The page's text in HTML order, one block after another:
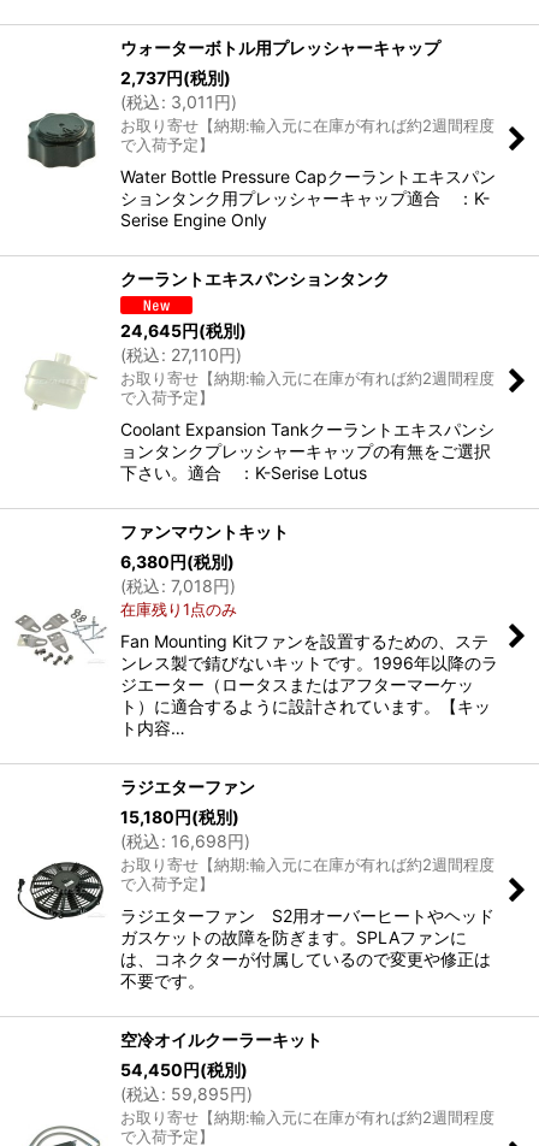
ウォーターボトル用プレッシャーキャップ
2,737円(税別)
(税込: 3,011円)
お取り寄せ【納期:輸入元に在庫が有れば約2週間程度
で入荷予定】
Water Bottle Pressure Capクーラントエキスパン
ションタンク用プレッシャーキャップ適合 ：K-
Serise Engine Only
クーラントエキスパンションタンク
24,645円(税別)
(税込: 27,110円)
お取り寄せ【納期:輸入元に在庫が有れば約2週間程度
で入荷予定】
Coolant Expansion Tankクーラントエキスパンシ
ョンタンクプレッシャーキャップの有無をご選択
下さい。適合 ：K-Serise Lotus
ファンマウントキット
6,380円(税別)
(税込: 7,018円)
在庫残り1点のみ
Fan Mounting Kitファンを設置するための、ステ
ンレス製で錆びないキットです。1996年以降のラ
ジエーター（ロータスまたはアフターマーケッ
ト）に適合するように設計されています。【キッ
ト内容…
ラジエターファン
15,180円(税別)
(税込: 16,698円)
お取り寄せ【納期:輸入元に在庫が有れば約2週間程度
で入荷予定】
ラジエターファン S2用オーバーヒートやヘッド
ガスケットの故障を防ぎます。SPLAファンに
は、コネクターが付属しているので変更や修正は
不要です。
空冷オイルクーラーキット
54,450円(税別)
(税込: 59,895円)
お取り寄せ【納期:輸入元に在庫が有れば約2週間程度
で入荷予定】